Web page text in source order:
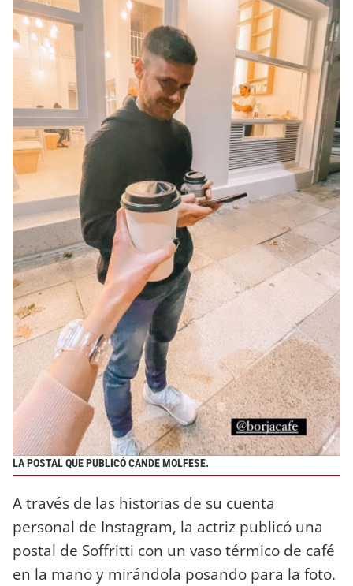
LA POSTAL QUE PUBLICÓ CANDE MOLFESE.
A través de las historias de su cuenta
personal de Instagram, la actriz publicó una
postal de Soffritti con un vaso térmico de café
en la mano y mirándola posando para la foto.